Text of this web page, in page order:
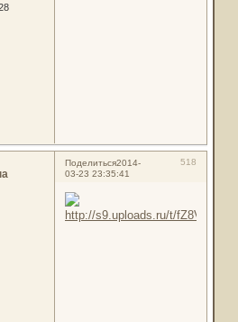
Поделиться 518
2014-
03-23 23:35:41